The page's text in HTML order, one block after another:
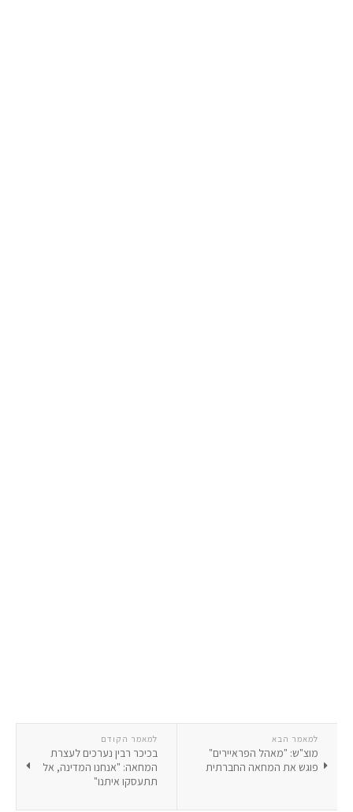
למאמר הקודם
בכיכר רבין נערכים לעצרת
המחאה: "אנחנו המדינה, אל
תתעסקו איתנו"
למאמר הבא
מוצ"ש: "מאהל הפראיירים"
פוגש את המחאה החברתית